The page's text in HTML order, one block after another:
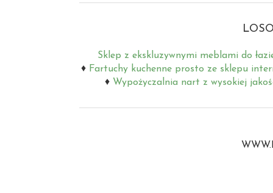
Sklep z ekskluzywnymi meblami do
Fartuchy kuchenne prosto ze sklepu
Wypożyczalnia nart z wysokiej